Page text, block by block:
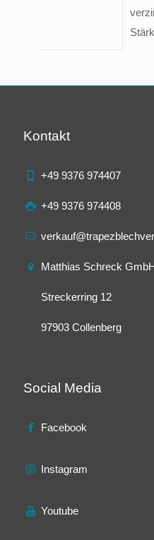
Kontakt
+49 9376 974407
+49 9376 974408
Matthias Schreck
Streckerring 12
97903 Collenberg
Social Media
Facebook
Instagram
Youtube